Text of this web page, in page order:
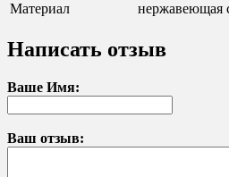
Материал
нержавеющая
Написать отзыв
Ваше Имя:
Ваш отзыв: